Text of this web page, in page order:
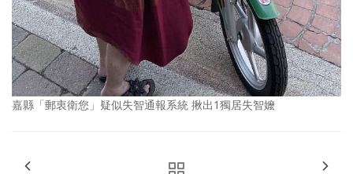
嘉縣「郵衷衛您」疑似失智通報系統 揪出1獨居失智嬤